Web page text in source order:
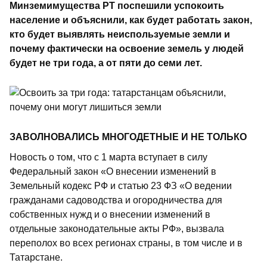
Минземимущества РТ поспешили успокоить
население и объяснили, как будет работать закон,
кто будет выявлять неиспользуемые земли и
почему фактически на освоение земель у людей
будет не три года, а от пяти до семи лет.
ЗАВОЛНОВАЛИСЬ МНОГОДЕТНЫЕ И НЕ ТОЛЬКО
Новость о том, что с 1 марта вступает в силу
Федеральный закон «О внесении изменений в
Земельный кодекс РФ и статью 23 ФЗ «О ведении
гражданами садоводства и огородничества для
собственных нужд и о внесении изменений в
отдельные законодательные акты РФ», вызвала
переполох во всех регионах страны, в том числе и в
Татарстане.